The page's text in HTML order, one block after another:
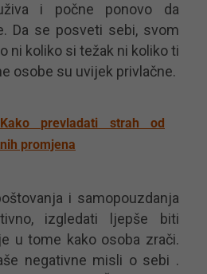
i počne ponovo da
Da se posveti sebi, svom
ni koliko si težak ni koliko ti
osobe su uvijek privlačne.
Kako prevladati strah od
promjena
i samopouzdanja
izgledati ljepše biti
u tome kako osoba zrači.
negativne misli o sebi .